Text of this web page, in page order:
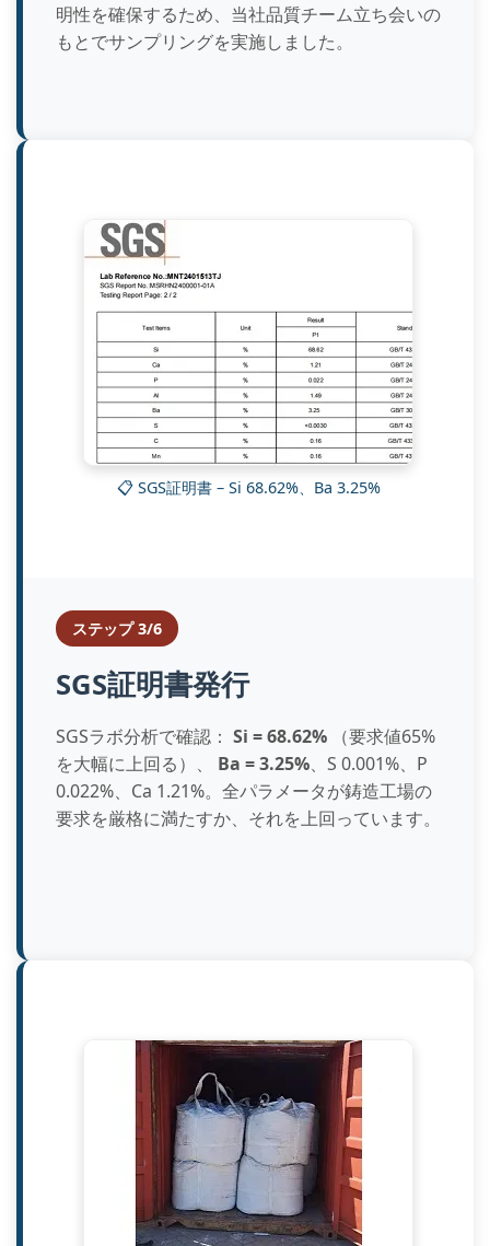
明性を確保するため、当社品質チーム立ち会いの
もとでサンプリングを実施しました。
ステップ 3/6
SGS証明書発行
SGSラボ分析で確認： Si = 68.62% （要求値65%
を大幅に上回る）、 Ba = 3.25%、S 0.001%、P
0.022%、Ca 1.21%。全パラメータが鋳造工場の
要求を厳格に満たすか、それを上回っています。
📋 SGS証明書 – Si 68.62%、Ba 3.25%